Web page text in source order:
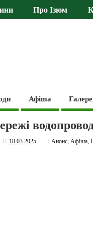
Про Ізюм
Афіша
18.03.2025 Анонс,Афіша,